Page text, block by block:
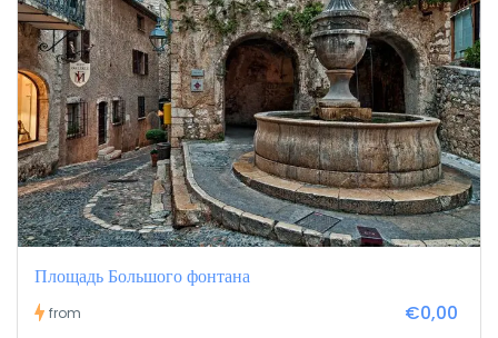
Площадь Большого фонтана
from €0,00